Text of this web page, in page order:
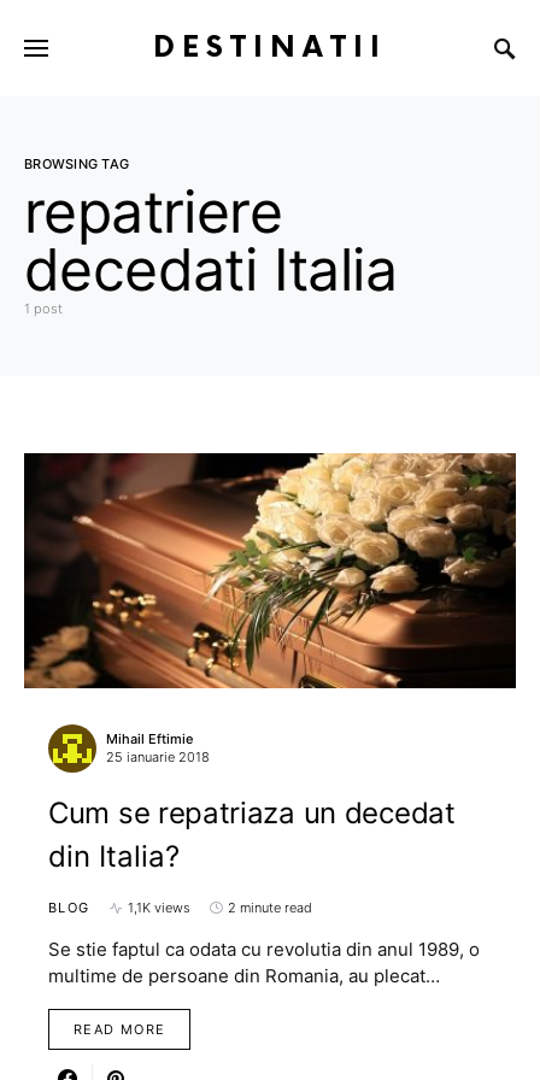
DESTINATII
BROWSING TAG
repatriere
decedati Italia
1 post
Mihail Eftimie
25 ianuarie 2018
Cum se repatriaza un decedat
din Italia?
BLOG 1,1K views 2 minute read
Se stie faptul ca odata cu revolutia din anul 1989, o
multime de persoane din Romania, au plecat…
READ MORE